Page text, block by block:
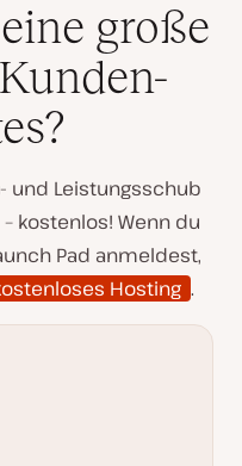
große
und Leistungsschub
kostenlos! Wenn du
Pad anmeldest,
Hosting .